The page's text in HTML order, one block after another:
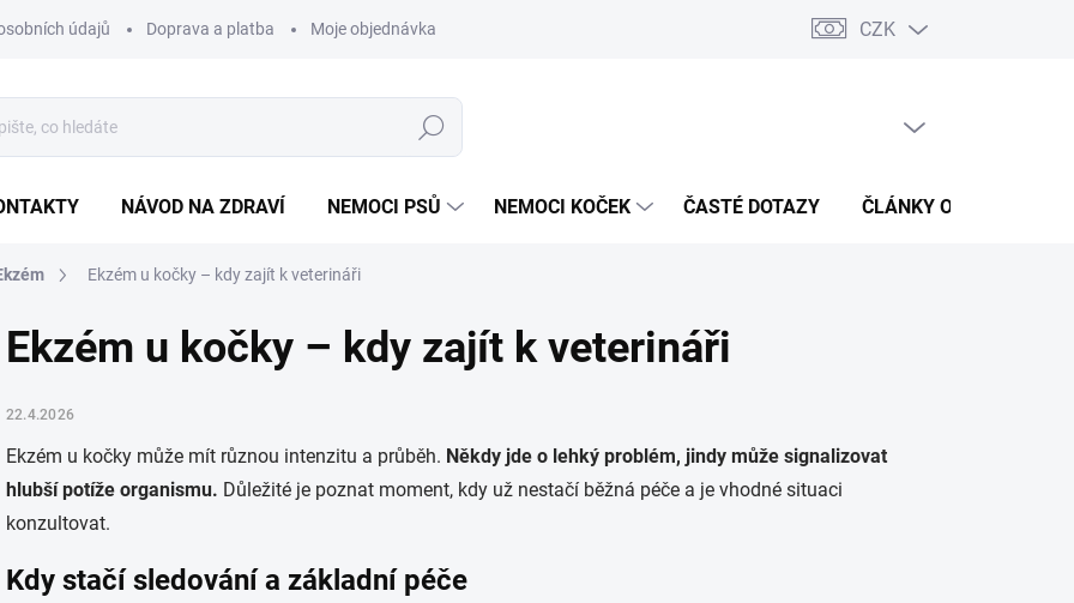
údajů Doprava a platba Moje objednávka CZK
Hledat
NÁVOD NA ZDRAVÍ NEMOCI PSŮ NEMOCI KOČEK ČASTÉ DOTAZY ČLÁNKY O ZDRAVÍ
Ekzém u kočky – kdy zajít k veterináři
Ekzém u kočky – kdy zajít k veterináři
22.4.2026
Ekzém u kočky může mít různou intenzitu a průběh. Někdy jde o lehký problém, jindy může signalizovat
hlubší potíže organismu. Důležité je poznat moment, kdy už nestačí běžná péče a je vhodné situaci
konzultovat.
Kdy stačí sledování a základní péče